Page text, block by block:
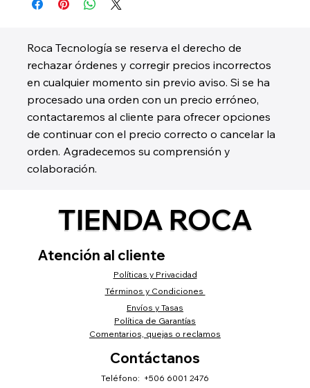
Roca Tecnología se reserva el derecho de
rechazar órdenes y corregir precios incorrectos
en cualquier momento sin previo aviso. Si se ha
procesado una orden con un precio erróneo,
contactaremos al cliente para ofrecer opciones
de continuar con el precio correcto o cancelar la
orden. Agradecemos su comprensión y
colaboración.
TIENDA ROCA
Atención al cliente
Políticas y Privacidad
Términos y Condiciones
Envíos y Tasas
Política de Garantías
Comentarios, quejas o reclamos
Contáctanos
Teléfono: +506 6001 2476